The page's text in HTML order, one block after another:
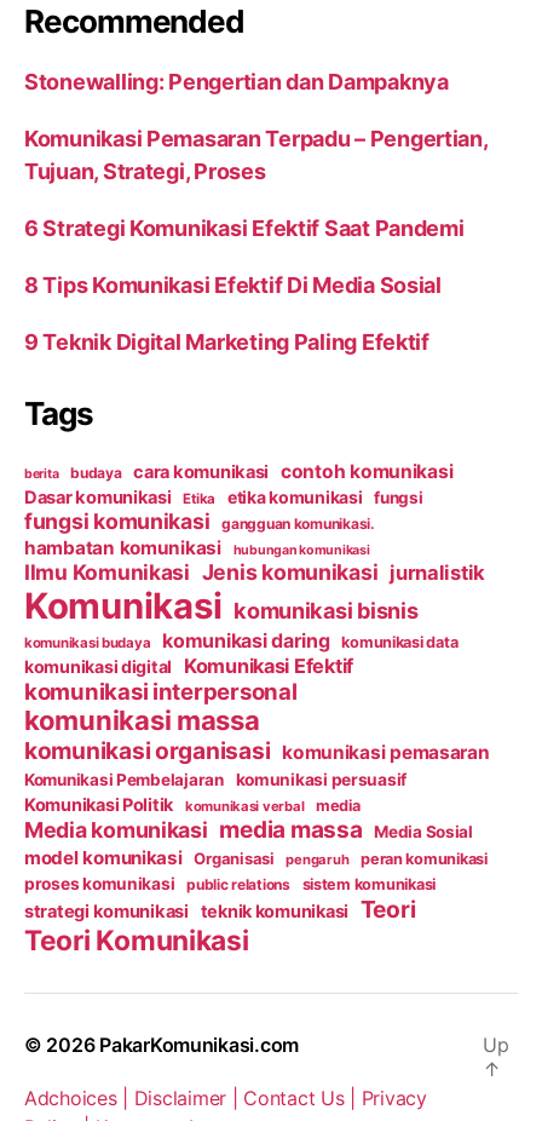
Recommended
Stonewalling: Pengertian dan Dampaknya
Komunikasi Pemasaran Terpadu – Pengertian,
Tujuan, Strategi, Proses
6 Strategi Komunikasi Efektif Saat Pandemi
8 Tips Komunikasi Efektif Di Media Sosial
9 Teknik Digital Marketing Paling Efektif
Tags
berita budaya cara komunikasi contoh komunikasi
Dasar komunikasi Etika etika komunikasi fungsi
fungsi komunikasi gangguan komunikasi.
hambatan komunikasi hubungan komunikasi
Ilmu Komunikasi Jenis komunikasi jurnalistik
Komunikasi komunikasi bisnis
komunikasi budaya komunikasi daring komunikasi data
komunikasi digital Komunikasi Efektif
komunikasi interpersonal
komunikasi massa
komunikasi organisasi komunikasi pemasaran
Komunikasi Pembelajaran komunikasi persuasif
Komunikasi Politik komunikasi verbal media
Media komunikasi media massa Media Sosial
model komunikasi Organisasi pengaruh peran komunikasi
proses komunikasi public relations sistem komunikasi
strategi komunikasi teknik komunikasi Teori
Teori Komunikasi
© 2026 PakarKomunikasi.com
Adchoices | Disclaimer | Contact Us | Privacy
Up
↑